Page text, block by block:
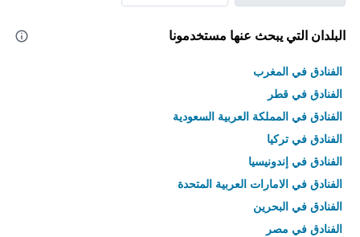
البلدان التي يبحث عنها مستخدمونا
الفنادق في المغرب
الفنادق في قطر
الفنادق في المملكة العربية السعودية
الفنادق في تركيا
الفنادق في إندونيسيا
الفنادق في الامارات العربية المتحدة
الفنادق في البحرين
الفنادق في مصر